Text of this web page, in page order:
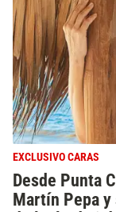
EXCLUSIVO CARAS
Desde Punta
Martín Pepa